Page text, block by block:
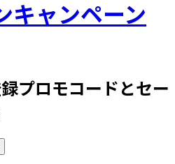
キャンペーン
プロモコードとセー